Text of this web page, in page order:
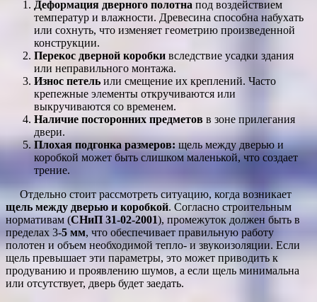
Деформация дверного полотна под воздействием
температур и влажности. Древесина способна набухать
или сохнуть, что изменяет геометрию произведенной
конструкции.
Перекос дверной коробки вследствие усадки здания
или неправильного монтажа.
Износ петель или смещение их креплений. Часто
крепежные элементы откручиваются или
выкручиваются со временем.
Наличие посторонних предметов в зоне прилегания
двери.
Плохая подгонка размеров:щель между дверью и
коробкой может быть слишком маленькой, что создает
трение.
Отдельно стоит рассмотреть ситуацию, когда возникает
щель между дверью и коробкой. Согласно строительным
нормативам (СНиП 31-02-2001), промежуток должен быть в
пределах 3-5 мм, что обеспечивает правильную работу
полотен и объем необходимой тепло- и звукоизоляции. Если
щель превышает эти параметры, это может приводить к
продуванию и проявлению шумов, а если щель минимальна
или отсутствует, дверь будет заедать.